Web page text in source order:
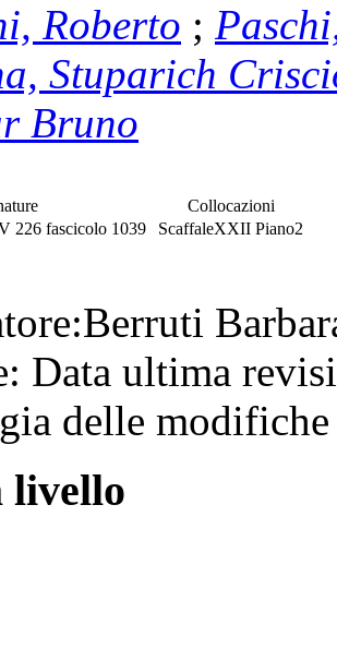
Roberto ;
Stuparich
Bruno
226 fascicolo 1039
Collocazioni
ScaffaleXXII Piano2
Berruti
Data ultima
delle
livello